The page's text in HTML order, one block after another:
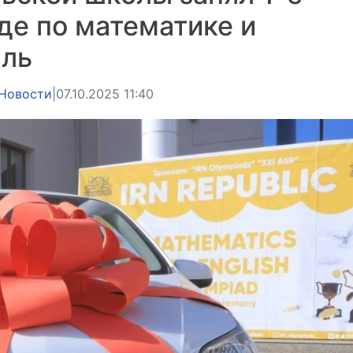
по математике и
07.10.2025 11:40